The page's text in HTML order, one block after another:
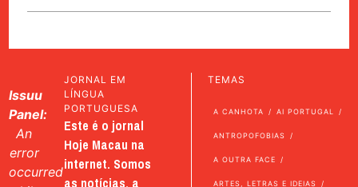
Issuu
Panel:
An
error
occurred
JORNAL EM
LÍNGUA
PORTUGUESA
Este é o jornal
Hoje Macau na
internet. Somos
as notícias, a
TEMAS
A CANHOTA AI PORTUGAL
ANTROPOFOBIAS
A OUTRA FACE
ARTES, LETRAS E IDEIAS